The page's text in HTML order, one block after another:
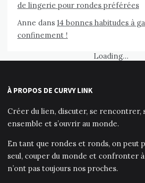
de lingerie pour rondes préférées
Anne dans 14 bonnes habitudes à
confinement !
Loading...
À PROPOS DE CURVY LINK
Créer du lien, discuter, se
ensemble et s’ouvrir au monde.
En tant que rondes et ronds, on peut
seul, couper du monde et confronter à
n’ont pas toujours nos proches.